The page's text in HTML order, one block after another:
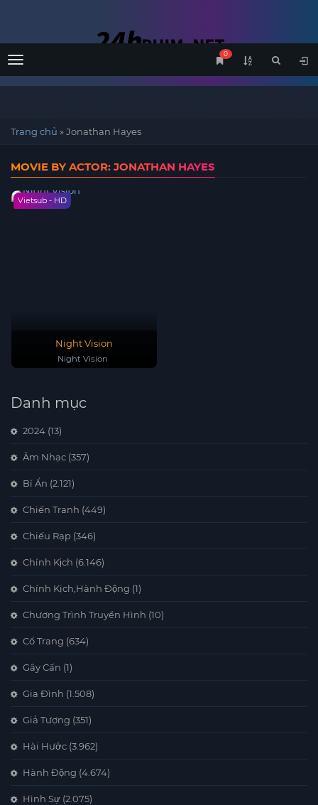
Menu
0
Trang chủ »Jonathan Hayes
MOVIE BY ACTOR: JONATHAN HAYES
Vietsub - HD
Night Vision
Night Vision
Danh mục
2024 (13)
Âm Nhạc (357)
Bí Ẩn (2.121)
Chiến Tranh (449)
Chiếu Rạp (346)
Chính Kịch (6.146)
Chính Kịch,Hành Động (1)
Chương Trình Truyền Hình (10)
Cổ Trang (634)
Gây Cấn (1)
Gia Đình (1.508)
Giả Tượng (351)
Hài Hước (3.962)
Hành Động (4.674)
Hình Sự (2.075)